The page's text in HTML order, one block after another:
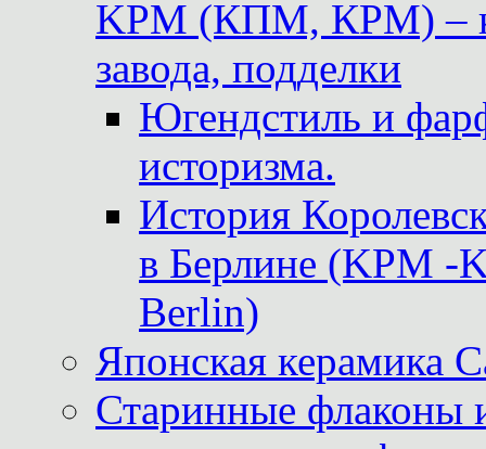
KPM (КПМ, КРМ) –
завода, подделки
Югендстиль и
историзма.
История
в Берлине (KPM -
Berlin)
Японская керамика
Старинные флаконы